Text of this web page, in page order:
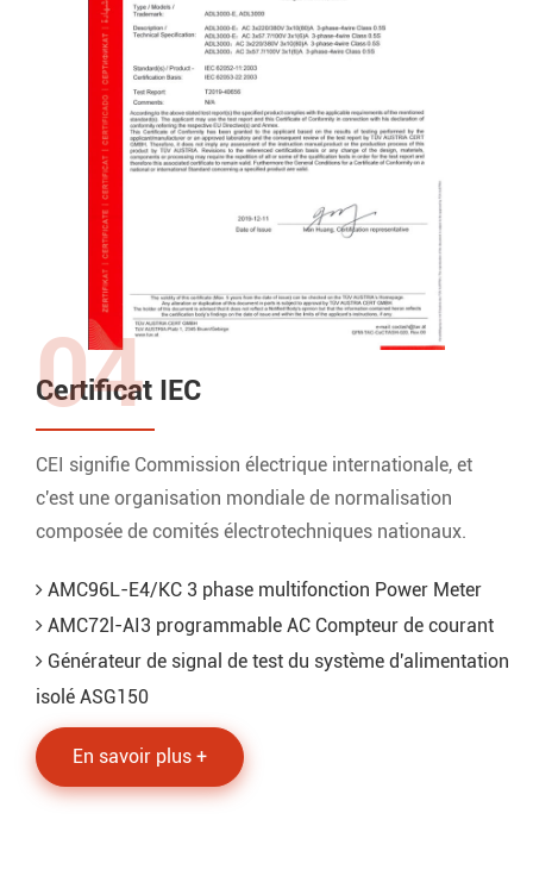
Certificat IEC
04
CEI signifie Commission électrique internationale, et
c'est une organisation mondiale de normalisation
composée de comités électrotechniques nationaux.
AMC96L-E4/KC 3 phase multifonction Power Meter
AMC72l-AI3 programmable AC Compteur de courant
Générateur de signal de test du système d'alimentation
isolé ASG150
En savoir plus +